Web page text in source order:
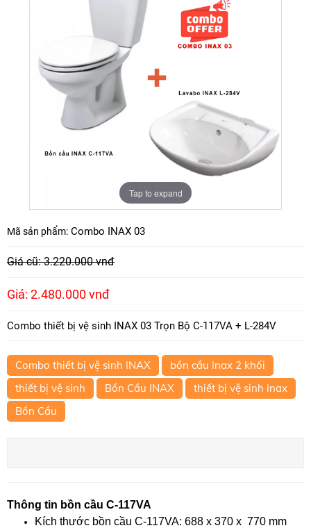
Tap to expand
Mã sản phẩm: Combo INAX 03
Giá cũ: 3.220.000 vnđ
Giá: 2.480.000 vnđ
Combo thiết bị vệ sinh INAX 03 Trọn Bộ C-117VA + L-284V
Combo thiết bị vệ sinh INAX
bồn cầu Inax 2 khối
thiết bị vệ sinh
Bồn Cầu INAX
thiết bị vệ sinh Inax
Bồn Cầu
Thông tin bồn cầu C-117VA
Kích thước bồn cầu C-117VA: 688 x 370 x 770 mm